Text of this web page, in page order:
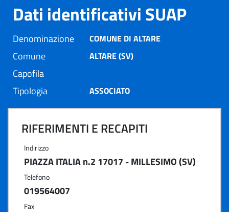
Dati identificativi SUAP
Denominazione COMUNE DI ALTARE
Comune ALTARE (SV)
Capofila
Tipologia
ASSOCIATO
RIFERIMENTI E RECAPITI
Indirizzo
PIAZZA ITALIA n.2 17017 - MILLESIMO (SV)
Telefono
019564007
Fax